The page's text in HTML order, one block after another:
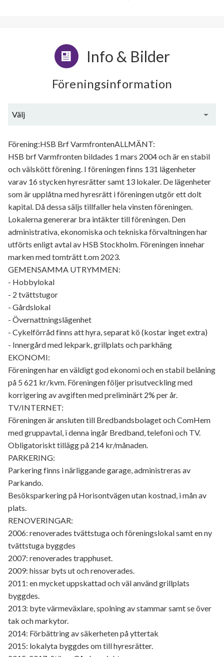
Info & Bilder
Föreningsinformation
Välj
Förening:HSB Brf VarmfrontenALLMÄNT:
HSB brf Varmfronten bildades 1 mars 2004 och är en stabil
och välskött förening. I föreningen finns 131 lägenheter
varav 16 stycken hyresrätter samt 13 lokaler. De lägenheter
som är upplåtna med hyresrätt i föreningen utgör ett dolt
kapital. Då dessa säljs tillfaller hela vinsten föreningen.
Lokalerna genererar bra intäkter till föreningen. Den
administrativa, ekonomiska och tekniska förvaltningen har
utförts enligt avtal av HSB Stockholm. Föreningen innehar
marken med tomträtt t.om 2023.
GEMENSAMMA UTRYMMEN:
- Hobbylokal
- 2 tvättstugor
- Gårdslokal
- Övernattningslägenhet
- Cykelförråd finns att hyra, separat kö (kostar inget extra)
- Innergård med lekpark, grillplats och parkhäng
EKONOMI:
Föreningen har en väldigt god ekonomi och en stabil belåning
på 5 621 kr/kvm. Föreningen följer prisutveckling med
korrigering av avgiften med preliminärt 2% per år.
TV/INTERNET:
Föreningen är ansluten till Bredbandsbolaget och ComHem
med gruppavtal, i denna ingår Bredband, telefoni och TV.
Obligatoriskt tillägg på 214 kr/månaden.
PARKERING:
Parkering finns i närliggande garage, administreras av
Parkando.
Besöksparkering på Horisontvägen utan kostnad, i mån av
plats.
RENOVERINGAR:
2006: renoverades tvättstuga och föreningslokal samt en ny
tvättstuga byggdes
2007: renoverades trapphuset.
2009: hissar byts ut och renoverades.
2011: en mycket uppskattad och väl använd grillplats
byggdes.
2013: byte värmeväxlare, spolning av stammar samt se över
tak och markytor.
2014: Förbättring av säkerheten på yttertak
2015: lokalyta byggdes om till hyresrätter.